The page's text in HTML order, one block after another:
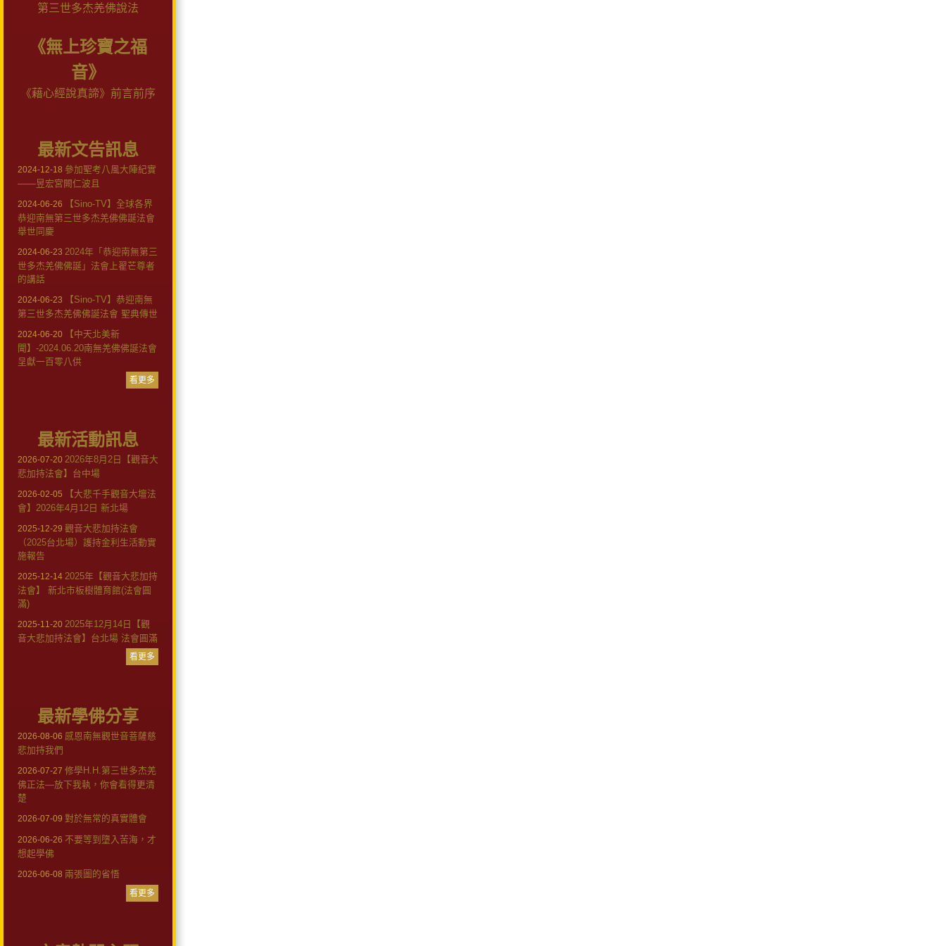
第三世多杰羌佛說法
《無上珍寶之福
音》
《藉心經說真諦》前言前序
最新文告訊息
2024-12-18 參加聖考八風大陣紀實
——昱宏宮闕仁波且
2024-06-26
【Sino-TV】全球各界
恭迎南無第三世多杰羌佛佛誕法會
舉世同慶
2024-06-23 2024年「恭迎南無第三
世多杰羌佛佛誕」法會上翟芒尊者
的講話
2024-06-23
【Sino-TV】恭迎南無
第三世多杰羌佛佛誕法會 聖典傳世
2024-06-20
【中天北美新
聞】-2024.06.20南無羌佛佛誕法會
呈獻一百零八供
看更多
最新活動訊息
2026-07-20 2026年8月2日【觀音大
悲加持法會】台中場
2026-02-05
【大悲千手觀音大壇法
會】2026年4月12日 新北場
2025-12-29 觀音大悲加持法會
（2025台北場）護持金利生活動實
施報告
2025-12-14 2025年【觀音大悲加持
法會】 新北市板樹體育館(法會圓
滿)
2025-11-20 2025年12月14日【觀
音大悲加持法會】台北場 法會圓滿
看更多
最新學佛分享
2026-08-06 感恩南無觀世音菩薩慈
悲加持我們
2026-07-27 修學H.H.第三世多杰羌
佛正法—放下我執，你會看得更清
楚
2026-07-09 對於無常的真實體會
2026-06-26 不要等到墮入苦海，才
想起學佛
2026-06-08 兩張圖的省悟
看更多